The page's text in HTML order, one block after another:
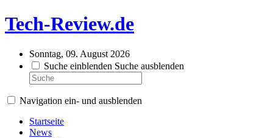
Tech-Review.de
Sonntag, 09. August 2026
Suche einblenden Suche ausblenden
Navigation ein- und ausblenden
Startseite
News